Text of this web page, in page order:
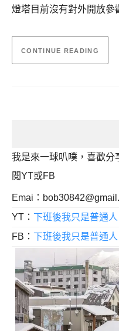
燈塔目前沒有對外開放
CONTINUE READING
我是來一球叭噗，喜歡分
閱YT或FB
Emai：
YT： 下班後我只是普通人
FB： 下班後我只是普通人